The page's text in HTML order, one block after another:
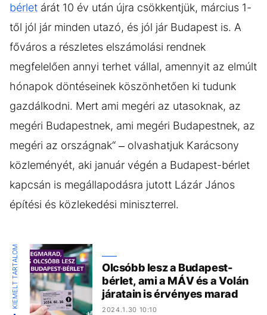
bérlet árát 10 év után újra csökkentjük, március 1-
től jól jár minden utazó, és jól jár Budapest is. A
főváros a részletes elszámolási rendnek
megfelelően annyi terhet vállal, amennyit az elmúlt
hónapok döntéseinek köszönhetően ki tudunk
gazdálkodni. Mert ami megéri az utasoknak, az
megéri Budapestnek, ami megéri Budapestnek, az
megéri az országnak“ – olvashatjuk Karácsony
közleményét, aki január végén a Budapest-bérlet
kapcsán is megállapodásra jutott Lázár János
építési és közlekedési miniszterrel.
KIEMELT TARTALOM
Olcsóbb lesz a Budapest-
bérlet, ami a MÁV és a Volán
járatain is érvényes marad
2024.1.30 10:10